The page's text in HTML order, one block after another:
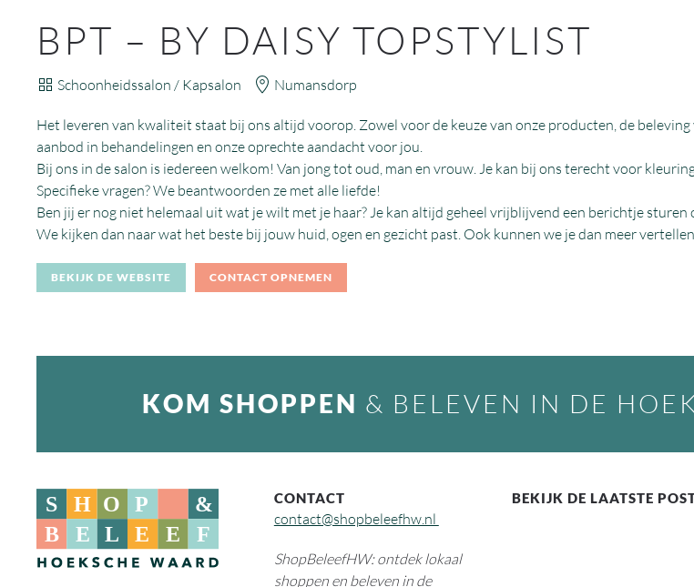
BPT – BY DAISY TOPSTYLIST
Schoonheidssalon / Kapsalon Numansdorp
Het leveren van kwaliteit staat bij ons altijd voorop. Zowel voor de keuze van onze producten, de beleving
aanbod in behandelingen en onze oprechte aandacht voor jou.
Bij ons in de salon is iedereen welkom! Van jong tot oud, man en vrouw. Je kan bij ons terecht voor
Specifieke vragen? We beantwoorden ze met alle liefde!
Ben jij er nog niet helemaal uit wat je wilt met je haar? Je kan altijd geheel vrijblijvend een berichtje sturen
We kijken dan naar wat het beste bij jouw huid, ogen en gezicht past. Ook kunnen we je dan meer
BEKIJK DE WEBSITE CONTACT OPNEMEN
KOM SHOPPEN & BELEVEN IN DE
CONTACT
contact@shopbeleefhw.nl
ShopBeleefHW: ontdek lokaal
shoppen en beleven in de
BEKIJK DE LAATSTE